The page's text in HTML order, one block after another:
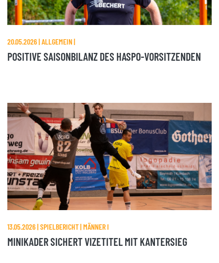
20.05.2026 | ALLGEMEIN |
POSITIVE SAISONBILANZ DES HASPO-VORSITZENDEN
13.05.2026 | SPIELBERICHT | MÄNNER I
MINIKADER SICHERT VIZETITEL MIT KANTERSIEG